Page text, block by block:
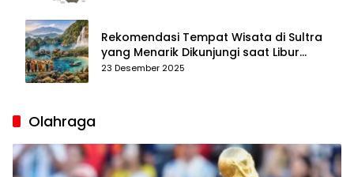
Rekomendasi Tempat Wisata di Sultra
yang Menarik Dikunjungi saat Libur
Tahun Baru 2026
23 Desember 2025
Olahraga